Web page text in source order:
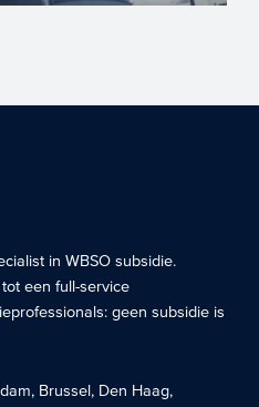
inWBSO subsidie.
een full-service
geen subsidie is
, Brussel, Den Haag,